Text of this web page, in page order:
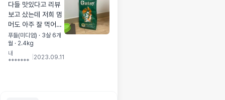
다들 맛있다고 리뷰
보고 샀는데 저희 멈
머도 아주 잘 먹어요
ㅎㅎ 알이 좀 커보여
서 맨 처음 급여할 땐
잘 못먹다가 익숙해
푸들(미디엄) · 3살 6개
월 · 2.4kg
내
*******
2023.09.11